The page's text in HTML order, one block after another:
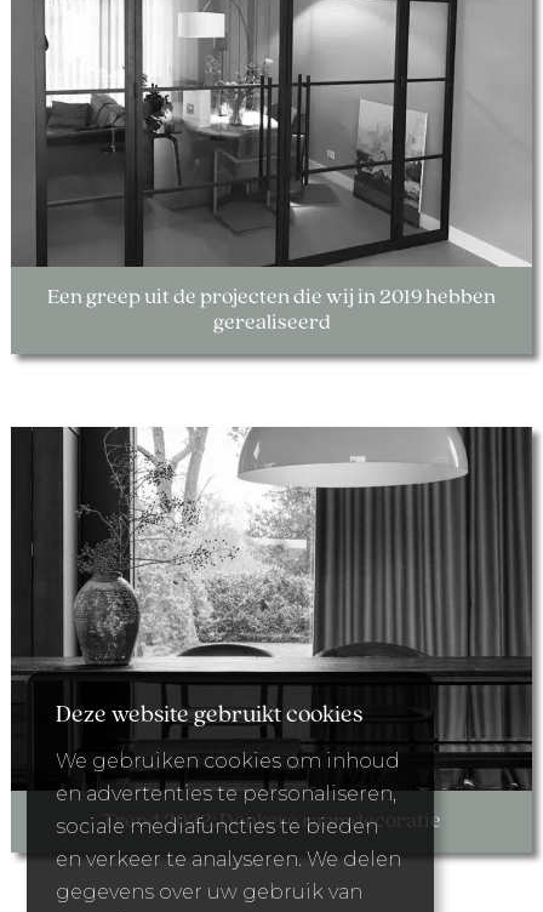
Een greep uit de projecten die wij in 2019 hebben
gerealiseerd
Trend 2022: Donkere raamdecoratie
Deze website gebruikt cookies
We gebruiken cookies om inhoud
en advertenties te personaliseren,
sociale mediafuncties te bieden
en verkeer te analyseren. We delen
gegevens over uw gebruik van